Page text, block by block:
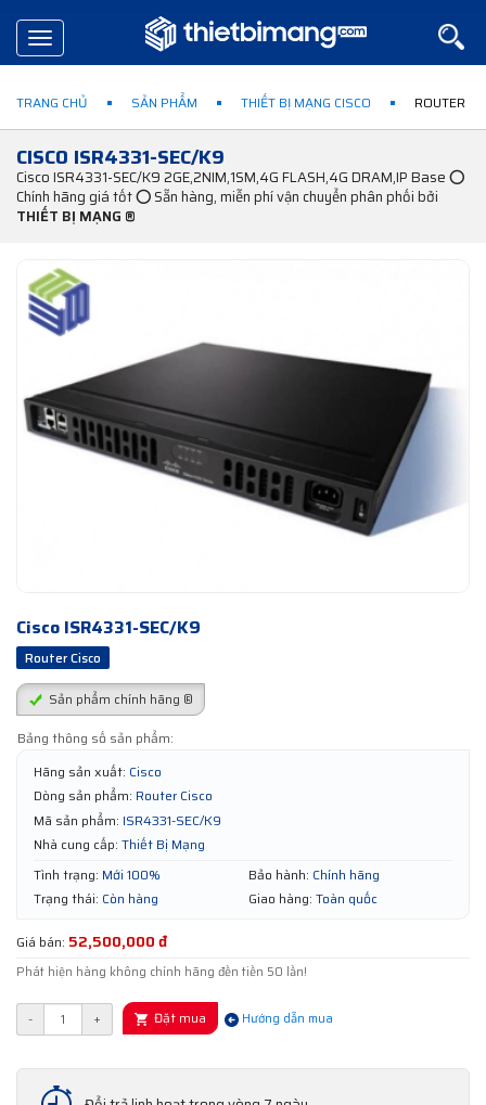
Toggle
navigation
TRANG CHỦ SẢN PHẨM THIẾT BỊ MẠNG CISCO ROUTER
CISCO ISR4331-SEC/K9
Cisco ISR4331-SEC/K9 2GE,2NIM,1SM,4G FLASH,4G DRAM,IP Base ⭕
Chính hãng giá tốt ⭕ Sẵn hàng, miễn phí vận chuyển phân phối bởi
THIẾT BỊ MẠNG ®
Cisco ISR4331-SEC/K9
Router Cisco
Sản phẩm chính hãng ®
Bảng thông số sản phẩm:
Hãng sản xuất: Cisco
Dòng sản phẩm: Router Cisco
Mã sản phẩm: ISR4331-SEC/K9
Nhà cung cấp: Thiết Bị Mạng
Tình trạng: Mới 100% Bảo hành: Chính hãng
Trạng thái: Còn hàng Giao hàng: Toàn quốc
Giá bán: 52,500,000 đ
Phát hiện hàng không chính hãng đền tiền 50 lần!
- + Đặt mua Hướng dẫn mua